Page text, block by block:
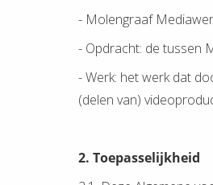
- Molengraaf
- Opdracht: de tussen
- Werk: het werk dat
(delen van)
2. Toepasselijkheid